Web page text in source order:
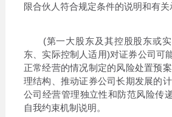
限合伙人符合规定条件的说明和有关
(第一大股东及其控股股东或实
东、实际控制人适用)对证券公司可
正常经营的情况制定的风险处置预
理结构、推动证券公司长期发展的
公司经营管理独立性和防范风险传
自我约束机制说明。